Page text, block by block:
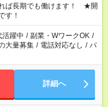
勤務地により実働時間が異
要な場合も遠慮なくご相談
ば長期でも働けます！ ★開
す！
活躍中 / 副業・WワークOK /
大量募集 / 電話対応なし / パ
詳細へ